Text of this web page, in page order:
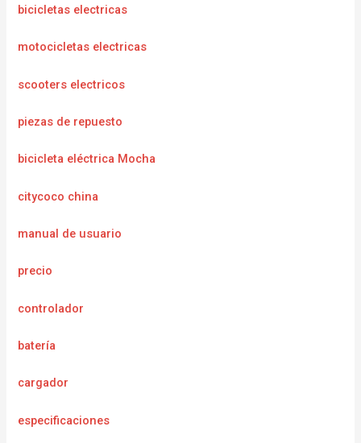
bicicletas electricas
motocicletas electricas
scooters electricos
piezas de repuesto
bicicleta eléctrica Mocha
citycoco china
manual de usuario
precio
controlador
batería
cargador
especificaciones